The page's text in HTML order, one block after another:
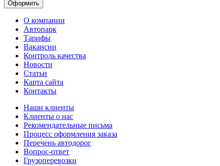
О компании
Автопарк
Тарифы
Вакансии
Контроль качества
Новости
Статьи
Карта сайта
Контакты
Наши клиенты
Клиенты о нас
Рекомендательные письма
Процесс оформления заказа
Перечень автодорог
Вопрос-ответ
Грузоперевозки